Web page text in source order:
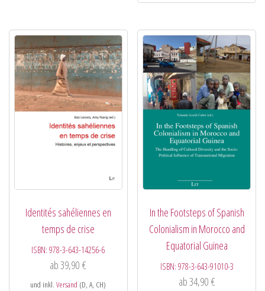
Identités sahéliennes en
temps de crise
ISBN:978-3-643-14256-6
ab39,90€
und inkl.Versand (D, A, CH)
In the Footsteps of Spanish
Colonialism in Morocco and
Equatorial Guinea
ISBN: 978-3-643-91010-3
ab34,90 €